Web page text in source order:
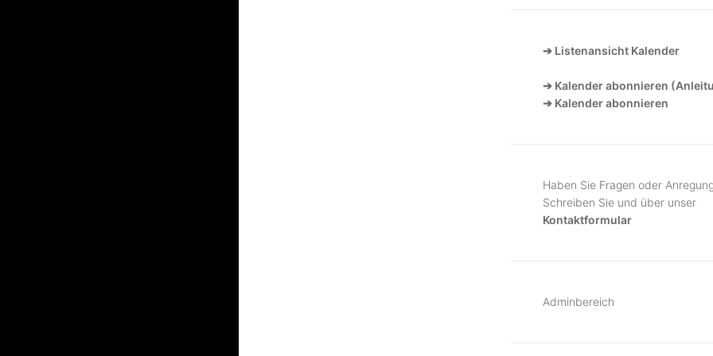
➔ Listenansicht Kalender
➔ Kalender abonnieren
➔ Kalender abonnieren
Haben Sie Fragen oder
Schreiben Sie und über unser
Kontaktformular
Adminbereich